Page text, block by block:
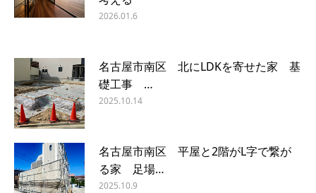
2026.01.6
名古屋市南区 北にLDKを寄せた家 基
礎工事 …
2025.10.14
名古屋市南区 平屋と2階がL字で繋が
る家 足場…
2025.10.9